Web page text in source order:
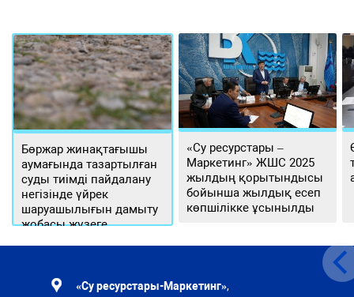
Бөржар жинақтағышы
аумағында тазартылған
суды тиімді пайдалану
негізінде үйрек
шаруашылығын дамыту
жобасы жүзеге
«Су ресурстары –
Маркетинг» ЖШС 2025
жылдың қорытындысы
бойынша жылдық есеп
көпшілікке ұсынылды
«Су ресурстары-Маркетинг»,